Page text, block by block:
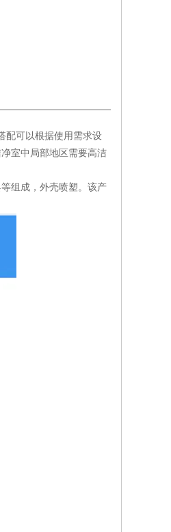
配可以根据使用需求设
室中局部地区需要高洁
组成，外壳喷塑。该产